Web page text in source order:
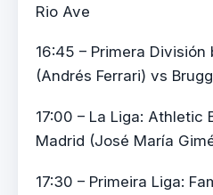
Rio Ave
16:45 – Primera
(Andrés Ferrari) vs
17:00 – La Liga: Athletic
Madrid (José María
17:30 – Primeira Liga: